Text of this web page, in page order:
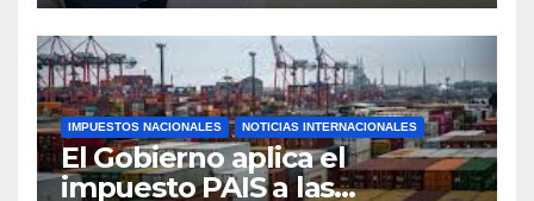
IMPUESTOS NACIONALES NOTICIAS INTERNACIONALES
El Gobierno aplica el
impuesto PAIS a las